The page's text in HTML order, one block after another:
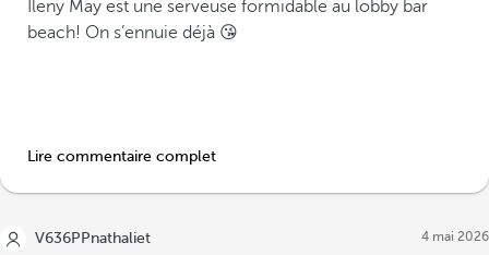
Ileny May est une serveuse formidable au lobby bar
beach! On s’ennuie déjà 😘
Lire commentaire complet
V636PPnathaliet 4 mai 2026